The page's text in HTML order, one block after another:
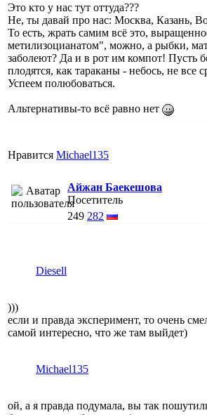
Это кто у нас тут оттуда???
Не, ты давай про нас: Москва, Казань,
То есть, жрать самим всё это,
метилизоцианатом", можно, а рыбки,
заболеют? Да и в рот им компот! Пусть
плодятся, как тараканы - небось, не все
Успеем полюбоваться.
Альтернативы-то всё равно нет
Нравится Michael135
Айжан Баекешова
Посетитель
249 282
Diesell
)))
если и правда эксперимент, то очень
самой интересно, что же там выйдет)
Michael135
ой, а я правда подумала, вы так